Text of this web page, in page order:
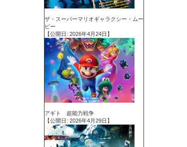
ザ・スーパーマリオギャラクシー・ムー
ビー
【公開日: 2026年4月24日】
アギト 超能力戦争
【公開日: 2026年4月29日】